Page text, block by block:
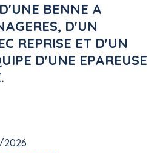
BENNE A
D'UN
REPRISE ET D'UN
D'UNE EPAREUSE
2026